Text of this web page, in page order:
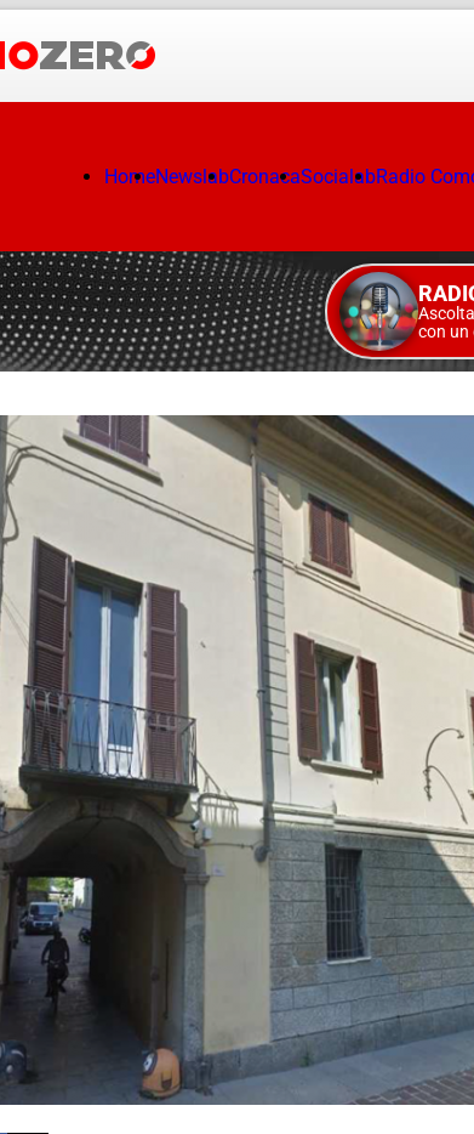
HomeNewslabCronacaSocialabRadio
con un